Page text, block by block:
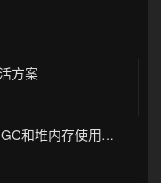
方案
Linux查看某个服务JVM的GC和堆内存使用情况